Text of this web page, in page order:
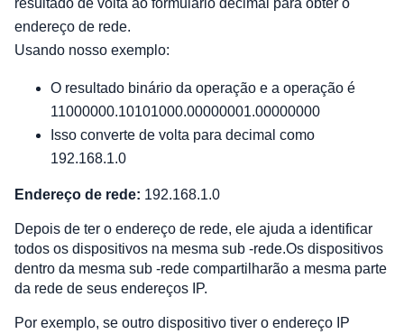
endereço de rede.
Usando nosso exemplo:
O resultado binário da operação e a operação é
11000000.10101000.00000001.00000000
Isso converte de volta para decimal como
192.168.1.0
Endereço de rede: 192.168.1.0
Depois de ter o endereço de rede, ele ajuda a identificar
todos os dispositivos na mesma sub -rede.Os dispositivos
dentro da mesma sub -rede compartilharão a mesma parte
da rede de seus endereços IP.
Por exemplo, se outro dispositivo tiver o endereço IP